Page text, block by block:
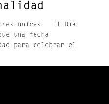
únicas El Día
una fecha
para celebrar el